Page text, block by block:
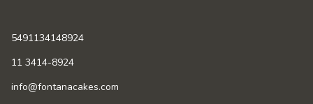
5491134148924
11 3414-8924
info@fontanacakes.com